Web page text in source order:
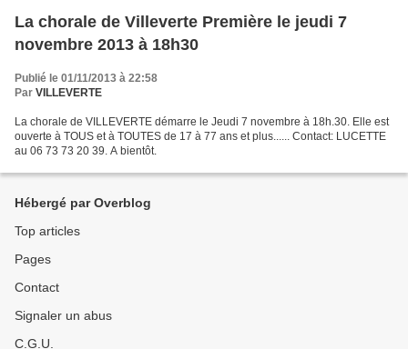
La chorale de Villeverte Première le jeudi 7
novembre 2013 à 18h30
Publié le 01/11/2013 à 22:58
Par VILLEVERTE
La chorale de VILLEVERTE démarre le Jeudi 7 novembre à 18h.30. Elle est
ouverte à TOUS et à TOUTES de 17 à 77 ans et plus...... Contact: LUCETTE
au 06 73 73 20 39. A bientôt.
Hébergé par Overblog
Top articles
Pages
Contact
Signaler un abus
C.G.U.